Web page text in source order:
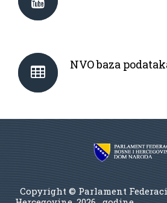
NVO baza
Copyright © Parlament